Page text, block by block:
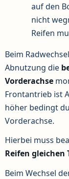
auf den
nicht
Reifen
Beim
Abnutzung die
Vorderachse
Frontantrieb ist
höher bedingt
Vorderachse.
Hierbei muss
Reifen gleichen
Beim Wechsel